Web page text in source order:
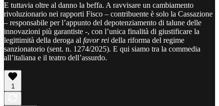
E tuttavia oltre al danno la beffa. A ravvisare un cambiamento
rivoluzionario nei rapporti Fisco – contribuente è solo la Cassazione
– responsabile per l’appunto del depotenziamento di talune delle
innovazioni più garantiste -, con l’unica finalità di giustificare la
legittimità della deroga al favor rei della riforma del regime
sanzionatorio (sent. n. 1274/2025). E qui siamo tra la commedia
all’italiana e il teatro dell’assurdo.
1